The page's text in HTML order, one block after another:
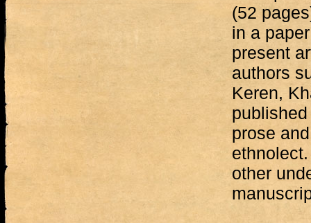
(52
in a
present
authors
Keren,
prose
other